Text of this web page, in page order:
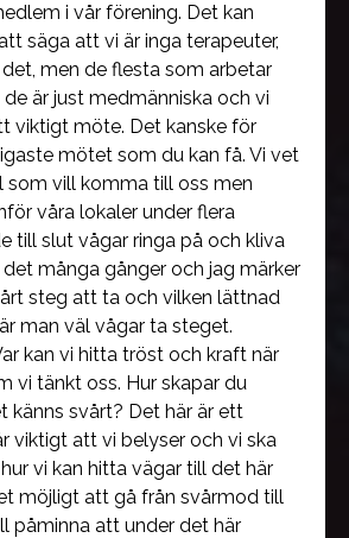
i vår förening. Det kan
säga att vi är inga terapeuter,
men de flesta som arbetar
är just medmänniska och vi
viktigt möte. Det kanske för
mötet som du kan få. Vi vet
som vill komma till oss men
våra lokaler under flera
till slut vågar ringa på och kliva
många gånger och jag märker
steg att ta och vilken lättnad
man väl vågar ta steget.
kan vi hitta tröst och kraft när
vi tänkt oss. Hur skapar du
känns svårt? Det här är ett
viktigt att vi belyser och vi ska
vi kan hitta vägar till det här
möjligt att gå från svårmod till
påminna att under det här